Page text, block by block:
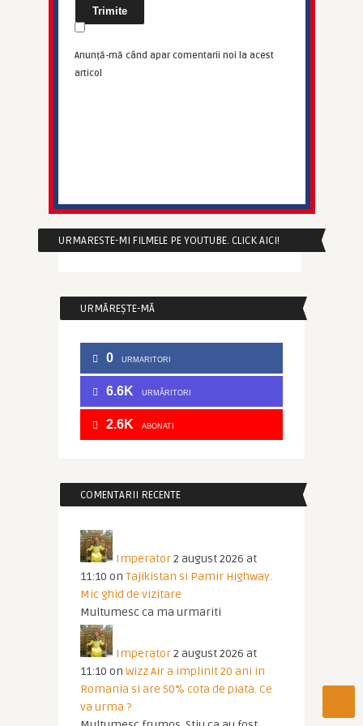
Anunță-mă când apar comentarii noi la acest
articol
URMARESTE-MI FILMELE PE YOUTUBE. CLICK AICI!
URMĂREȘTE-MĂ
0 URMARITORI
6.6K URMĂRITORI
2.6K ABONATI
COMENTARII RECENTE
Imperator2 august 2026 at
11:10 on Tajikistan si Pamir Highway.
Mic ghid de vizitare
Multumesc ca ma urmariti
Imperator2 august 2026 at
11:10 on Wizz Air a implinit 20 ani in
Romania si are 50% cota de piata. Ce
va urma ?